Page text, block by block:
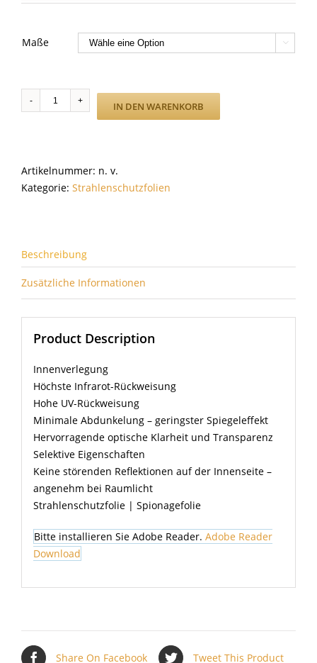
Maße 
LX-
IN DEN WARENKORB
Artikelnummer: n. v.
Kategorie: Strahlenschutzfolien
Beschreibung
Zusätzliche Informationen
Product Description
Innenverlegung
Höchste Infrarot-Rückweisung
Hohe UV-Rückweisung
Minimale Abdunkelung – geringster Spiegeleffekt
Hervorragende optische Klarheit und Transparenz
Selektive Eigenschaften
Keine störenden Reflektionen auf der Innenseite –
angenehm bei Raumlicht
Strahlenschutzfolie | Spionagefolie
Bitte installieren Sie Adobe Reader. Adobe Reader
Download
Share On Facebook Tweet This Product